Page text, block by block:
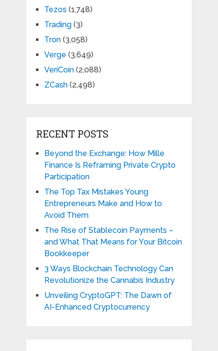
Tezos (1,748)
Trading(3)
Tron(3,058)
Verge (3,649)
VeriCoin(2,088)
ZCash(2,498)
RECENT POSTS
Beyond the Exchange: How Mille
Finance Is Reframing Private Crypto
Participation
The Top Tax Mistakes Young
Entrepreneurs Make and How to
Avoid Them
The Rise of Stablecoin Payments –
and What That Means for Your Bitcoin
Bookkeeper
3 Ways Blockchain Technology Can
Revolutionize the Cannabis Industry
Unveiling CryptoGPT: The Dawn of
AI-Enhanced Cryptocurrency